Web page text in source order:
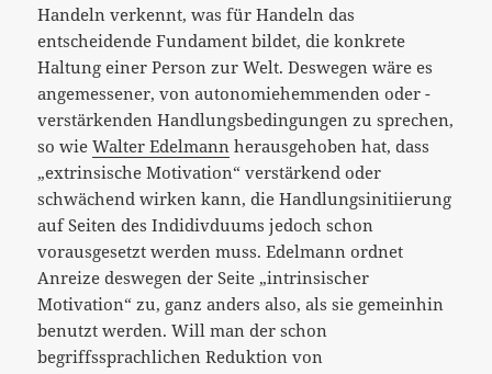
Handeln verkennt, was für Handeln das
entscheidende Fundament bildet, die konkrete
Haltung einer Person zur Welt. Deswegen wäre es
angemessener, von autonomiehemmenden oder -
verstärkenden Handlungsbedingungen zu sprechen,
so wieWalter Edelmann herausgehoben hat, dass
„extrinsische Motivation“ verstärkend oder
schwächend wirken kann, die Handlungsinitiierung
auf Seiten des Indidivduums jedoch schon
vorausgesetzt werden muss. Edelmann ordnet
Anreize deswegen der Seite „intrinsischer
Motivation“ zu, ganz anders also, als sie gemeinhin
benutzt werden. Will man der schon
begriffssprachlichen Reduktion von